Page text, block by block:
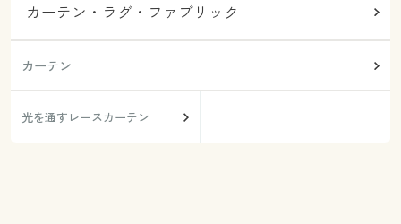
カーテン・ラグ・ファブリック
カーテン
光を通すレースカーテン